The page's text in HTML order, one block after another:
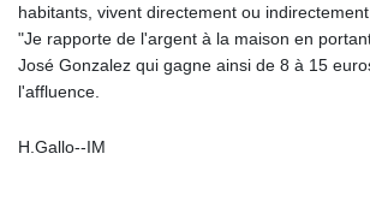
habitants, vivent directement ou
"Je rapporte de l'argent à la maison en
José Gonzalez qui gagne ainsi de 8 à 15
l'affluence.
H.Gallo--IM